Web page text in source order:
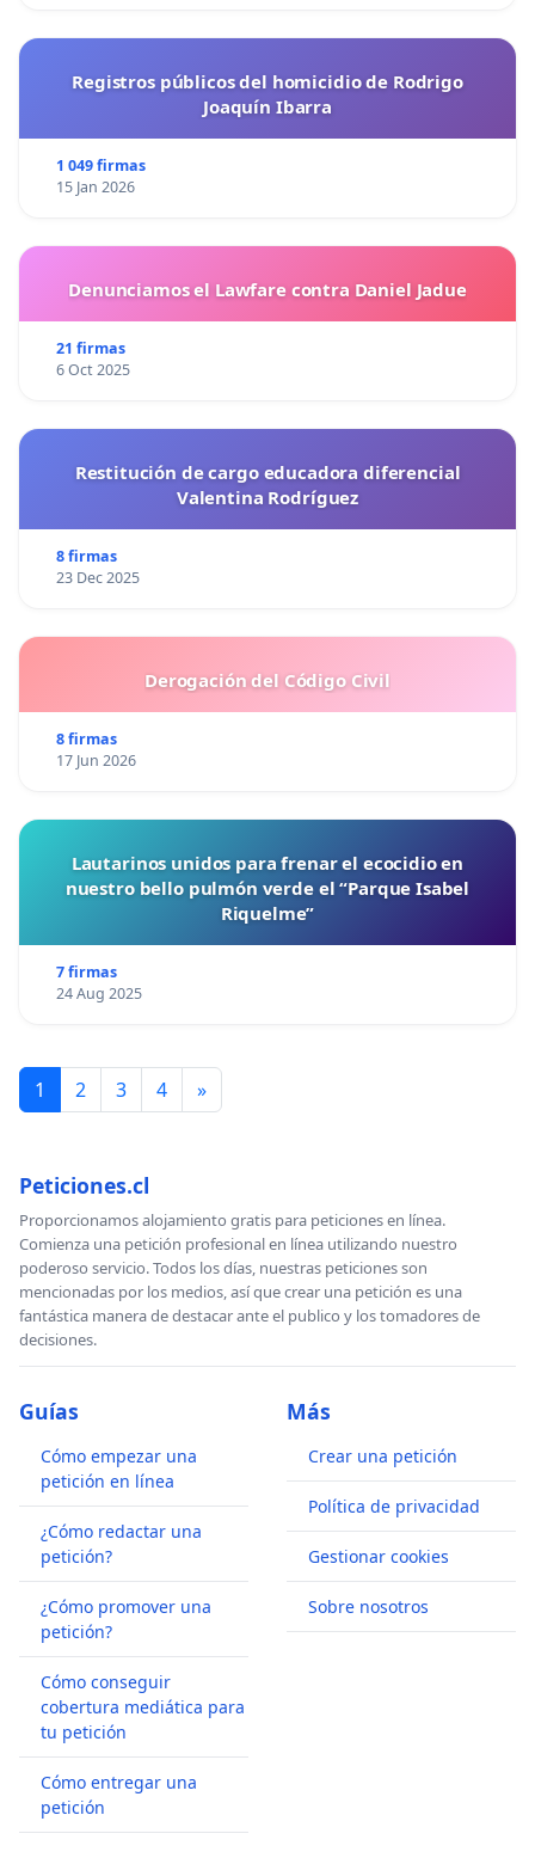
Registros públicos del homicidio de Rodrigo
Joaquín Ibarra
1 049 firmas
15 Jan 2026
Denunciamos el Lawfare contra Daniel Jadue
21 firmas
6 Oct 2025
Restitución de cargo educadora diferencial
Valentina Rodríguez
8 firmas
23 Dec 2025
Derogación del Código Civil
8 firmas
17 Jun 2026
Lautarinos unidos para frenar el ecocidio en
nuestro bello pulmón verde el “Parque Isabel
Riquelme”
7 firmas
24 Aug 2025
1 2 3 4 »
Peticiones.cl
Proporcionamos alojamiento gratis para peticiones en línea.
Comienza una petición profesional en línea utilizando nuestro
poderoso servicio. Todos los días, nuestras peticiones son
mencionadas por los medios, así que crear una petición es una
fantástica manera de destacar ante el publico y los tomadores de
decisiones.
Guías
Cómo empezar una
petición en línea
¿Cómo redactar una
petición?
¿Cómo promover una
petición?
Cómo conseguir
cobertura mediática para
tu petición
Cómo entregar una
petición
Más
Crear una petición
Política de privacidad
Gestionar cookies
Sobre nosotros